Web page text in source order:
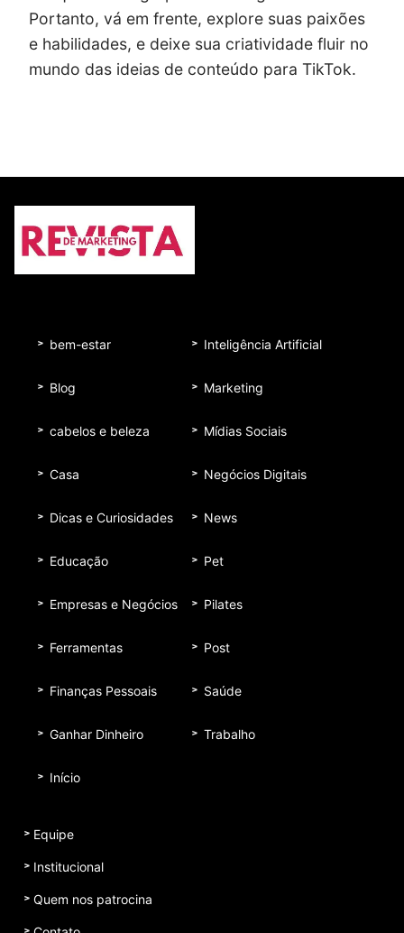
Portanto, vá em frente, explore suas paixões
e habilidades, e deixe sua criatividade fluir no
mundo das ideias de conteúdo para TikTok.
bem-estar
Blog
cabelos e beleza
Casa
Dicas e Curiosidades
Educação
Empresas e Negócios
Ferramentas
Finanças Pessoais
Ganhar Dinheiro
Início
Inteligência Artificial
Marketing
Mídias Sociais
Negócios Digitais
News
Pet
Pilates
Post
Saúde
Trabalho
Equipe
Institucional
Quem nos patrocina